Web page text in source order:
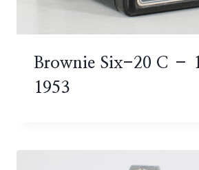
Brownie Six-20 C –
1953